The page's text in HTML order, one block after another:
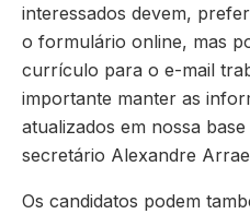
interessados devem,
o formulário online, mas
currículo para o e-mail
importante manter as
atualizados em nossa
secretário Alexandre
Os candidatos podem